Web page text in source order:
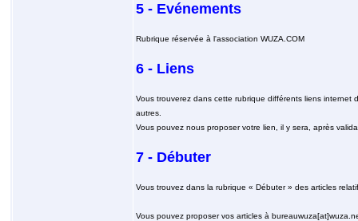
5 - Evénements
Rubrique réservée à l'association WUZA.COM
6 - Liens
Vous trouverez dans cette rubrique différents liens internet
autres.
Vous pouvez nous proposer votre lien, il y sera, après
7 - Débuter
Vous trouvez dans la rubrique « Débuter » des articles
Vous pouvez proposer vos articles à